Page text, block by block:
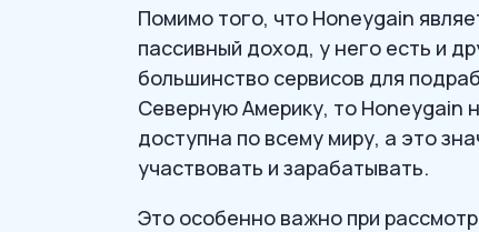
Помимо того, что Honeygain
пассивный доход, у него есть и
большинство сервисов для
Северную Америку, то Honeygain
доступна по всему миру, а это
участвовать и зарабатывать.
Это особенно важно при